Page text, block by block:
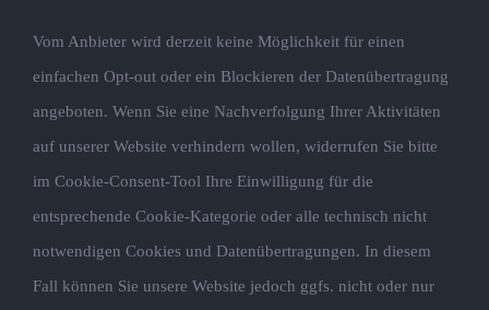
Vom Anbieter wird derzeit keine Möglichkeit für einen
einfachen Opt-out oder ein Blockieren der Datenübertragung
angeboten. Wenn Sie eine Nachverfolgung Ihrer Aktivitäten
auf unserer Website verhindern wollen, widerrufen Sie bitte
im Cookie-Consent-Tool Ihre Einwilligung für die
entsprechende Cookie-Kategorie oder alle technisch nicht
notwendigen Cookies und Datenübertragungen. In diesem
Fall können Sie unsere Website jedoch ggfs. nicht oder nur